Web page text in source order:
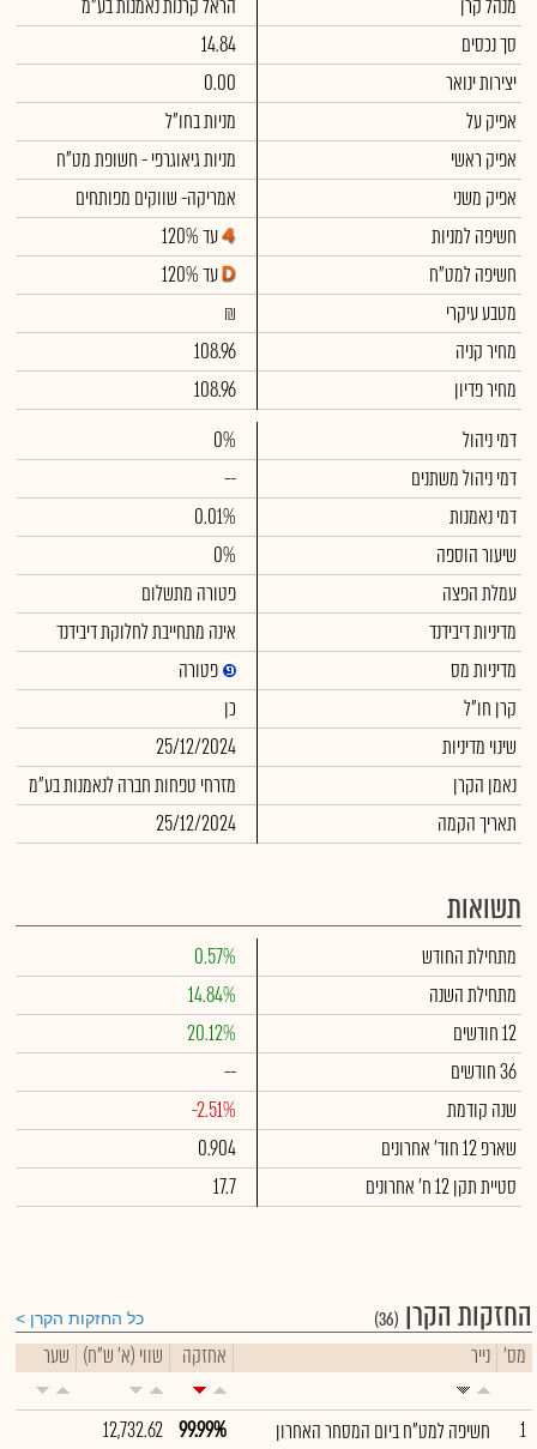
מנהל קרן
הראל קרנות נאמנות בע"מ
סך נכסים
14.84
יצירות ינואר
0.00
אפיק על
מניות בחו"ל
אפיק ראשי
מניות גיאוגרפי - חשופת מט"ח
אפיק משני
אמריקה- שווקים מפותחים
חשיפה למניות
עד 120%
חשיפה למט"ח
עד 120%
מטבע עיקרי
₪
מחיר קניה
108.96
מחיר פדיון
108.96
דמי ניהול
0%
דמי ניהול משתנים
--
דמי נאמנות
0.01%
שיעור הוספה
0%
עמלת הפצה
פטורה מתשלום
מדיניות דיבידנד
אינה מתחייבת לחלוקת דיבידנד
מדיניות מס
פטורה
קרן חו"ל
כן
שינוי מדיניות
25/12/2024
נאמן הקרן
מזרחי טפחות חברה לנאמנות בע"מ
תאריך הקמה
25/12/2024
תשואות
מתחילת החודש
0.57%
מתחילת השנה
14.84%
12 חודשים
20.12%
36 חודשים
--
שנה קודמת
-2.51%
שארפ 12 חוד' אחרונים
0.904
סטיית תקן 12 ח' אחרונים
17.7
החזקות הקרן (36) כל החזקות הקרן
מס' נייר אחזקה שווי (א' ש"ח) שער
1 חשיפה למט"ח ביום המסחר האחרון 99.99%
12,732.62